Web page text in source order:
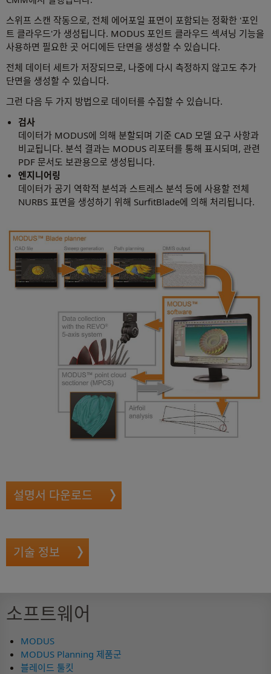
스위프 스캔 작동으로, 전체 에어포일 표면이 포함되는 정확한 '포인
트 클라우드'가 생성됩니다. MODUS 포인트 클라우드 섹셔닝 기능을
사용하면 필요한 곳 어디에든 단면을 생성할 수 있습니다.
전체 데이터 세트가 저장되므로, 나중에 다시 측정하지 않고도 추가
단면을 생성할 수 있습니다.
그런 다음 두 가지 방법으로 데이터를 수집할 수 있습니다.
검사
데이터가 MODUS에 의해 분할되며 기준 CAD 모델 요구 사항과
비교됩니다. 분석 결과는 MODUS 리포터를 통해 표시되며, 관련
PDF 문서도 보관용으로 생성됩니다.
엔지니어링
데이터가 공기 역학적 분석과 스트레스 분석 등에 사용할 전체
NURBS 표면을 생성하기 위해 SurfitBlade에 의해 처리됩니다.
설명서 다운로드
기술 정보
소프트웨어
MODUS
MODUS Planning 제품군
블레이드 툴킷